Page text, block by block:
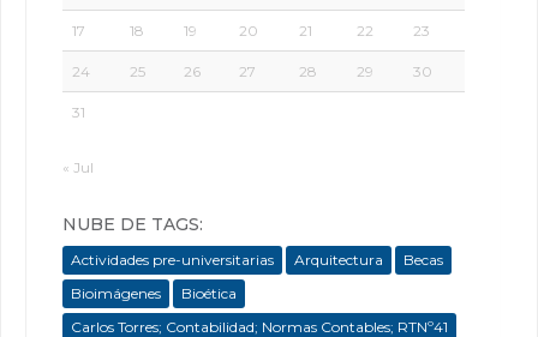
17 18 19 20 21 22 23
24 25 26 27 28 29 30
31
« Jul
NUBE DE TAGS:
Actividades pre-universitarias Arquitectura
Becas
Bioimágenes
Bioética
Carlos Torres; Contabilidad; Normas Contables; RTNº41